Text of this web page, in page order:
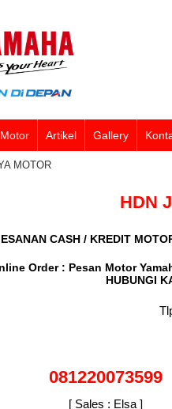
Artikel Gallery
MOTOR
HDN
CASH / KREDIT
Order : Pesan Motor
HUBUNGI
081220073599
[ Sales : Elsa ]